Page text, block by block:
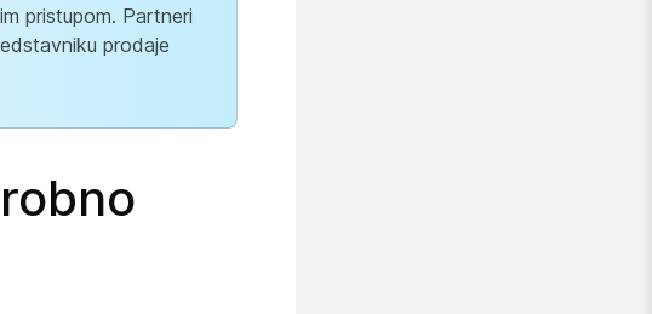
pristupom. Partneri
prodaje